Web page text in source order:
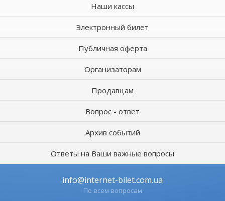
Наши кассы
Электронный билет
Публичная оферта
Организаторам
Продавцам
Вопрос - ответ
Архив событий
Ответы на Ваши важные вопросы
info@internet-bilet.com.ua
По всем вопросам